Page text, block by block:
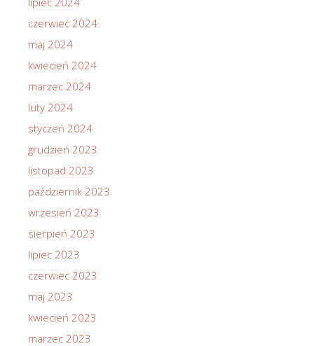
czerwiec 2024
maj 2024
kwiecień 2024
marzec 2024
luty 2024
styczeń 2024
grudzień 2023
listopad 2023
październik 2023
wrzesień 2023
sierpień 2023
lipiec 2023
czerwiec 2023
maj 2023
kwiecień 2023
marzec 2023